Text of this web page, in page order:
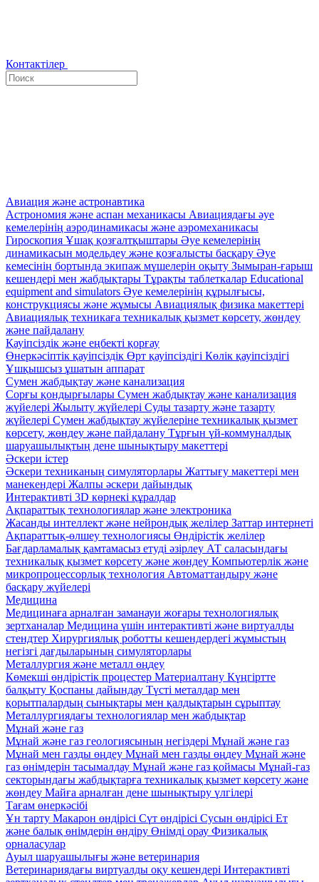
Контактілер
Авиация және астронавтика
Астрономия және аспан механикасы Авиациядағы әуе
кемелерінің аэродинамикасы және аэромеханикасы
Гироскопия Ұшақ қозғалтқыштары Әуе кемелерінің
динамикасын модельдеу және қозғалысты басқару Әуе
кемесінің бортында экипаж мүшелерін оқыту Зымыран-ғарыш
кешендері мен жабдықтары Тұрақты таблеткалар Educational
equipment and simulators Әуе кемелерінің құрылғысы,
конструкциясы және жұмысы Авиациялық физика макеттері
Авиациялық техникаға техникалық қызмет көрсету, жөндеу
және пайдалану
Қауіпсіздік және еңбекті қорғау
Өнеркәсіптік қауіпсіздік Өрт қауіпсіздігі Көлік қауіпсіздігі
Ұшқышсыз ұшатын аппарат
Сумен жабдықтау және канализация
Сорғы қондырғылары Сумен жабдықтау және канализация
жүйелері Жылыту жүйелері Суды тазарту және тазарту
жүйелері Сумен жабдықтау жүйелеріне техникалық қызмет
көрсету, жөндеу және пайдалану Тұрғын үй-коммуналдық
шаруашылықтың дене шынықтыру макеттері
Әскери істер
Әскери техниканың симуляторлары Жаттығу макеттері мен
манекендері Жалпы әскери дайындық
Интерактивті 3D көрнекі құралдар
Ақпараттық технологиялар және электроника
Жасанды интеллект және нейрондық желілер Заттар интернеті
Ақпараттық-өлшеу технологиясы Өндірістік желілер
Бағдарламалық қамтамасыз етуді әзірлеу АТ саласындағы
техникалық қызмет көрсету және жөндеу Компьютерлік және
микропроцессорлық технология Автоматтандыру және
басқару жүйелері
Медицина
Медицинаға арналған заманауи жоғары технологиялық
зертханалар Медицина үшін интерактивті және виртуалды
стендтер Хирургиялық роботты кешендердегі жұмыстың
негізгі дағдыларының симуляторлары
Металлургия және металл өңдеу
Көмекші өндірістік процестер Материалтану Күңгіртте
балқыту Қоспаны дайындау Түсті металдар мен
қорытпалардың сынықтары мен қалдықтарын сұрыптау
Металлургиядағы технологиялар мен жабдықтар
Мұнай және газ
Мұнай және газ геологиясының негіздері Мұнай және газ
Мұнай мен газды өңдеу Мұнай мен газды өңдеу Мұнай және
газ өнімдерін тасымалдау Мұнай және газ қоймасы Мұнай-газ
секторындағы жабдықтарға техникалық қызмет көрсету және
жөндеу Майға арналған дене шынықтыру үлгілері
Тағам өнеркәсібі
Ұн тарту Макарон өндірісі Сүт өндірісі Сусын өндірісі Ет
және балық өнімдерін өндіру Өнімді орау Физикалық
орналасулар
Ауыл шаруашылығы және ветеринария
Ветеринариядағы виртуалды оқу кешендері Интерактивті